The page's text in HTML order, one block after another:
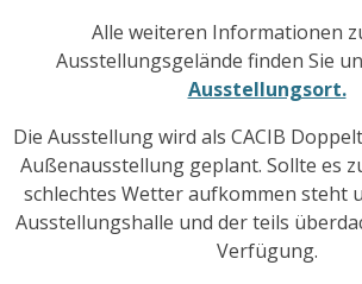
Alle weiteren Informationen
Ausstellungsgelände finden Sie
Ausstellungsort.
Die Ausstellung wird als CACIB
Außenausstellung geplant. Sollte es
schlechtes Wetter aufkommen steht
Ausstellungshalle und der teils
Verfügung.